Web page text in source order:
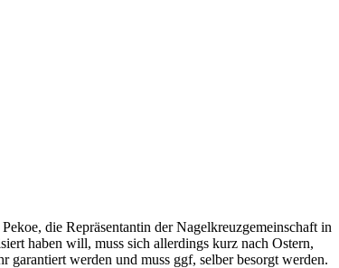
die Repräsentantin der Nagelkreuzgemeinschaft in
haben will, muss sich allerdings kurz nach Ostern,
werden und muss ggf, selber besorgt werden.